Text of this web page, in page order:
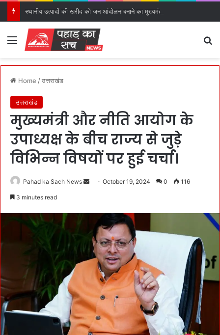
Menu
Home /उत्तराखंड
उत्तराखंड
मुख्यमंत्री और नीति आयोग के
उपाध्यक्ष के बीच राज्य से जुड़े
विभिन्न विषयों पर हुई चर्चा।
Pahad ka Sach News
n
l
October 19, 2024 0 116
3 minutes read